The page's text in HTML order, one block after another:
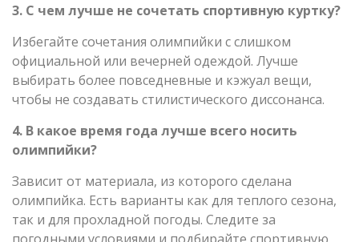
3. С чем лучше не сочетать спортивную куртку?
Избегайте сочетания олимпийки с слишком
официальной или вечерней одеждой. Лучше
выбирать более повседневные и кэжуал вещи,
чтобы не создавать стилистического диссонанса.
4. В какое время года лучше всего носить
олимпийки?
Зависит от материала, из которого сделана
олимпийка. Есть варианты как для теплого сезона,
так и для прохладной погоды. Следите за